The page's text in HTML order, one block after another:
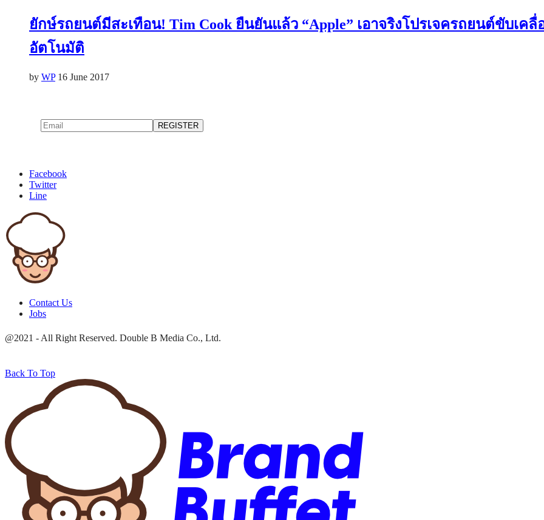
ยักษ์รถยนต์มีสะเทือน! Tim Cook ยืนยันแล้ว “Apple” เอาจริงโปรเจครถยนต์ขับเคลื่
อัตโนมัติ
by WP 16 June 2017
Facebook
Twitter
Line
Contact Us
Jobs
@2021 - All Right Reserved. Double B Media Co., Ltd.
Back To Top